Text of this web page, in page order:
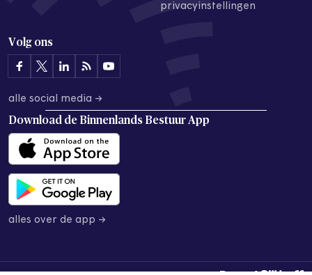
privacyinstellingen
Volg ons
alle social media →
Download de Binnenlands Bestuur App
alles over de app →